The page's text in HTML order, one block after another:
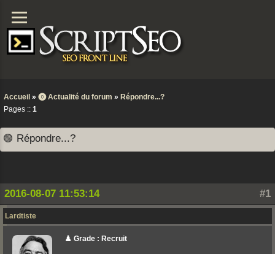
Accueil » ⓿ Actualité du forum » Répondre...?
Pages :: 1
🟣 Répondre...?
#1
2016-08-07 11:53:14
Lardtiste
♟️ Grade : Recruit